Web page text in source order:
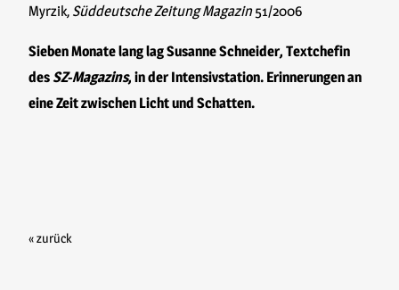
Myrzik, Süddeutsche Zeitung Magazin51/2006
Sieben Monate lang lag Susanne Schneider, Textchefin
desSZ-Magazins, in der Intensivstation. Erinnerungen an
eine Zeit zwischen Licht und Schatten.
« zurück